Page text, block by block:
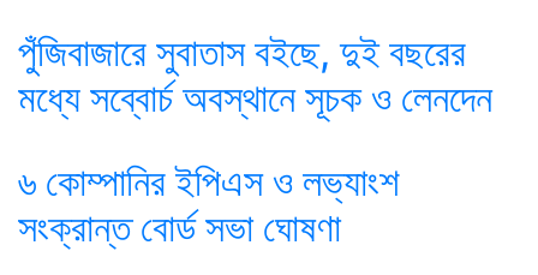
পুঁজিবাজারে সুবাতাস বইছে, দুই বছরের
মধ্যে সব্বোর্চ অবস্থানে সূচক ও লেনদেন
৬ কোম্পানির ইপিএস ও লভ্যাংশ
সংক্রান্ত বোর্ড সভা ঘোষণা